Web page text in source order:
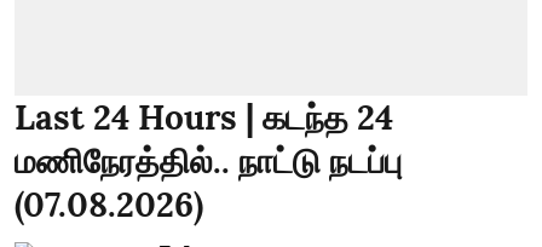
Last 24 Hours | கடந்த 24
மணிநேரத்தில்.. நாட்டு நடப்பு
(07.08.2026)